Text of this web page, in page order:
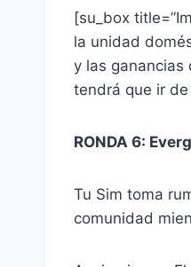
[su_box
la unidad
y las ganancias
tendrá que ir
RONDA 6:
Tu Sim toma
comunidad